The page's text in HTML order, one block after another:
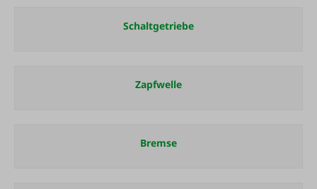
Schaltgetriebe
Zapfwelle
Bremse